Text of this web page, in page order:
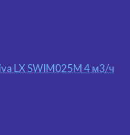
LX SWIM025M 4 м3/ч